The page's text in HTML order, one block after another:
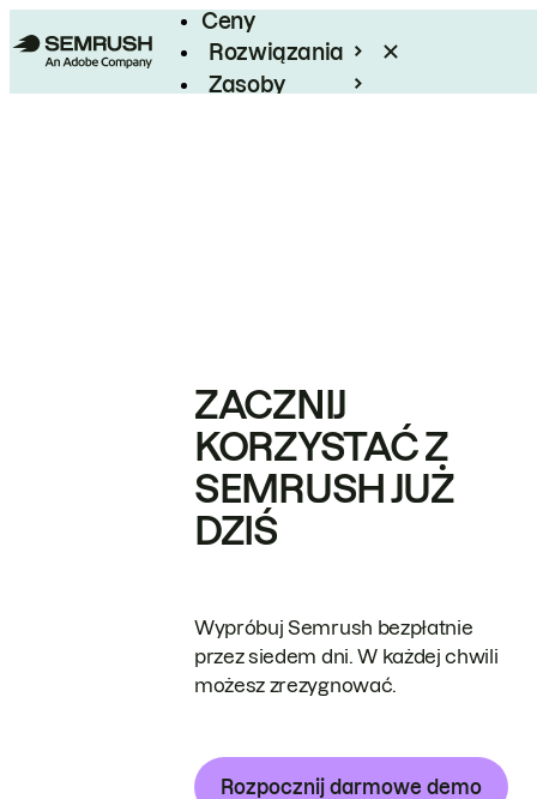
Ceny
Rozwiązania
Zasoby
ZACZNIJ
KORZYSTAĆ Z
SEMRUSH JUŻ
DZIŚ
Wypróbuj Semrush bezpłatnie
przez siedem dni. W każdej chwili
możesz zrezygnować.
Rozpocznij darmowe demo